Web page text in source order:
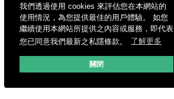
我們透過使用 cookies 來評估您在本網站的
使用情況，為您提供最佳的用戶體驗。 如您
繼續使用本網站所提供之內容或服務，即代表
您已同意我們最新之私隱條款。
了解更多
關閉